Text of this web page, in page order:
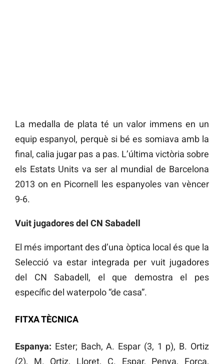
La medalla de plata té un valor immens en un
equip espanyol, perquè si bé es somiava amb la
final, calia jugar pas a pas. L’última victòria sobre
els Estats Units va ser al mundial de Barcelona
2013 on en Picornell les espanyoles van vèncer
9-6.
Vuit jugadores del CN Sabadell
El més important des d’una òptica local és que la
Selecció va estar integrada per vuit jugadores
del CN ​​Sabadell, el que demostra el pes
específic del waterpolo “de casa”.
FITXA TÈCNICA
Espanya: Ester; Bach, A. Espar (3, 1 p), B. Ortiz
(2), M. Ortiz, Lloret, C. Espar, Penya, Forca,